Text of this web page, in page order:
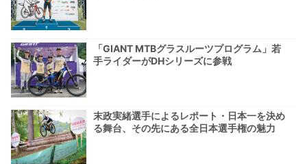
「GIANT MTBグラスルーツプログラム」若
手ライダーがDHシリーズに参戦
末政実緒選手によるレポート・日本一を決め
る舞台、その先にある全日本選手権の魅力